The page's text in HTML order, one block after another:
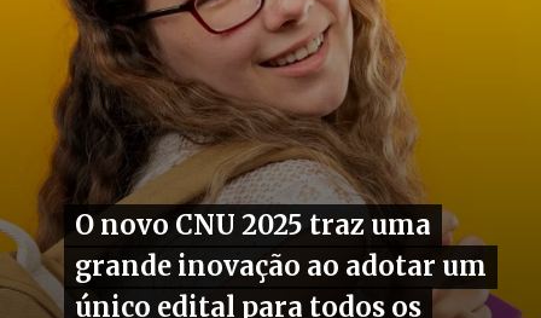
O novo CNU 2025 traz uma
grande inovação ao adotar um
único edital para todos os
O novo CNU 2025 traz uma
grande inovação ao adotar um
único edital para todos os